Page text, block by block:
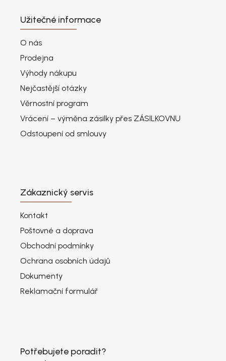
Užitečné informace
O nás
Prodejna
Výhody nákupu
Nejčastější otázky
Věrnostní program
Vrácení – výměna zásilky přes ZÁSILKOVNU
Odstoupení od smlouvy
Zákaznický servis
Kontakt
Poštovné a doprava
Obchodní podmínky
Ochrana osobních údajů
Dokumenty
Reklamační formulář
Potřebujete poradit?